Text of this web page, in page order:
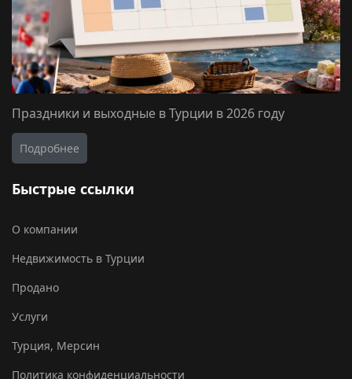
Праздники и выходные в Турции в 2026 году
Подробнее
Быстрые ссылки
О компании
Недвижимость в Турции
Продано
Услуги
Турция, Мерсин
Политика конфиденциальности